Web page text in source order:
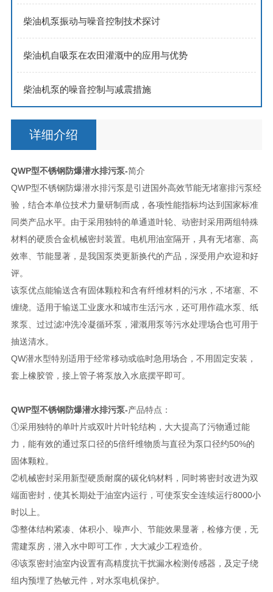
柴油机泵振动与噪音控制技术探讨
柴油机自吸泵在农田灌溉中的应用与优势
柴油机泵的噪音控制与减震措施
详细介绍
QWP型不锈钢防爆潜水排污泵-简介
QWP型不锈钢防爆潜水排污泵是引进国外高效节能无堵塞排污泵经
验，结合本单位技术力量研制而成，各项性能指标均达到国家标准
同类产品水平。由于采用独特的单通道叶轮、动密封采用两组特殊
材料的硬质合金机械密封装置。电机用油室隔开，具有无堵塞、高
效率、节能显著，是我国泵类更新换代的产品，深受用户欢迎和好
评。
该泵优点能输送含有固体颗粒和含有纤维材料的污水，不堵塞、不
缠绕。适用于输送工业废水和城市生活污水，还可用作疏水泵、纸
浆泵、过过滤冲洗冷凝循环泵，灌溉用泵等污水处理场合也可用于
抽送清水。
QW潜水型特别适用于经常移动或临时急用场合，不用固定安装，
套上橡胶管，接上管子将泵放入水底摆平即可。
QWP型不锈钢防爆潜水排污泵-产品特点：
①采用独特的单叶片或双叶片叶轮结构，大大提高了污物通过能
力，能有效的通过泵口径的5倍纤维物质与直径为泵口径约50%的
固体颗粒。
②机械密封采用新型硬质耐腐的碳化钨材料，同时将密封改进为双
端面密封，使其长期处于油室内运行，可使泵安全连续运行8000小
时以上。
③整体结构紧凑、体积小、噪声小、节能效果显著，检修方便，无
需建泵房，潜入水中即可工作，大大减少工程造价。
④该泵密封油室内设置有高精度抗干扰漏水检测传感器，及定子绕
组内预埋了热敏元件，对水泵电机保护。